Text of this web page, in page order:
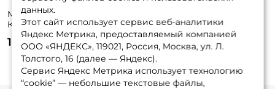
Мотовило Три
Кита Stinger
160*23мм (цвет
рандомный) 1шт.
15 ₽
данных.
Этот сайт использует сервис веб-аналитики
Яндекс Метрика, предоставляемый компанией
ООО «ЯНДЕКС», 119021, Россия, Москва, ул. Л.
Толстого, 16 (далее — Яндекс).
Сервис Яндекс Метрика использует технологию
“cookie” — небольшие текстовые файлы,